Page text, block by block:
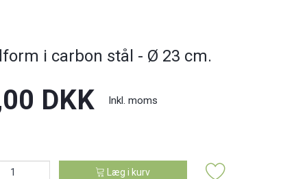
i carbon stål - Ø 23 cm.
DKK Inkl. moms
Læg i kurv